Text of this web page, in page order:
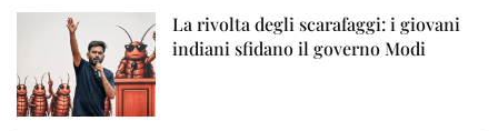
La rivolta degli scarafaggi: i giovani
indiani sfidano il governo Modi